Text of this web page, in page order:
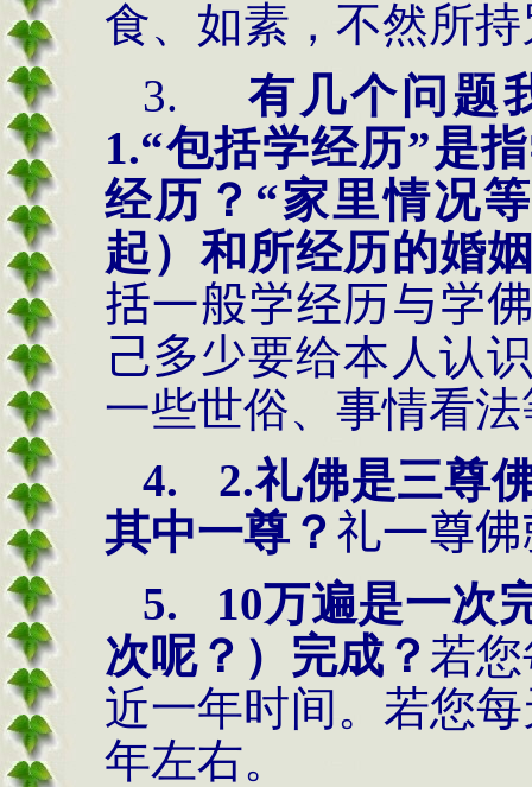
食、如素，不然所
3.
有几个问题
1.“包括学经历”是
经历？“家里情况
起）和所经历的婚
括一般学经历与学
己多少要给本人认
一些世俗、事情看
4.
2.礼佛是三尊
其中一尊？ 礼一尊
5.
10万遍是一次
次呢？）完成？若
近一年时间。若您
年左右。